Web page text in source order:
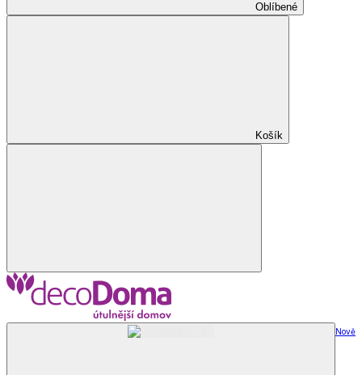
Oblíbené
Košík
Nově